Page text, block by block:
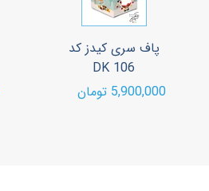
پاف سری کیدز کد
DK 106
5,900,000 تومان